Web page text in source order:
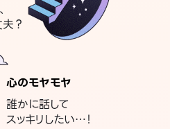
？
心のモヤモヤ
誰かに話して
スッキリしたい…！